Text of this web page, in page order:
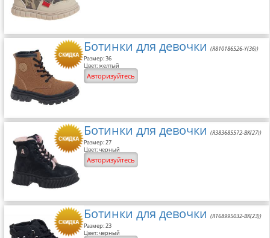
Ботинки для девочки (R810186526-Y(36))
Размер: 36
Цвет: желтый
Авторизуйтесь
Ботинки для девочки (R383685572-BK(27))
Размер: 27
Цвет: черный
Авторизуйтесь
Ботинки для девочки (R168995032-BK(23))
Размер: 23
Цвет: черный